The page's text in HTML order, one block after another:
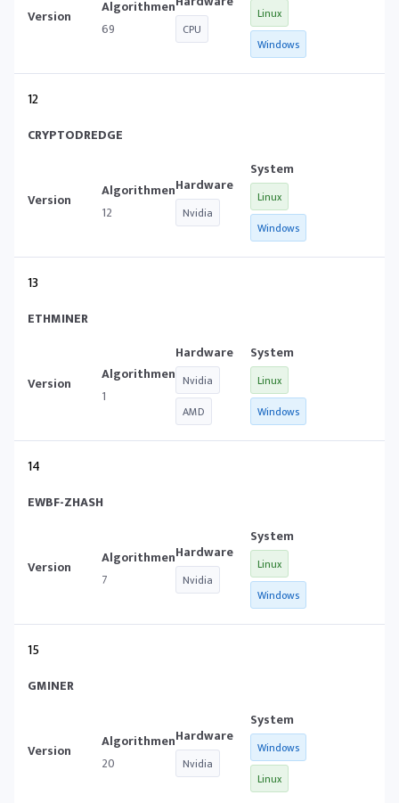
69 CPU
Linux
Windows
12
CRYPTODREDGE
12 Nvidia
Linux
Windows
13
ETHMINER
1
Nvidia
AMD
Linux
Windows
14
EWBF-ZHASH
7 Nvidia
Linux
Windows
15
GMINER
20 Nvidia
Windows
Linux